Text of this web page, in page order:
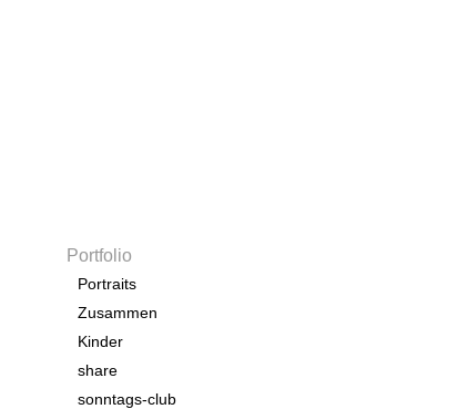
Portfolio
Portraits
Zusammen
Kinder
share
sonntags-club